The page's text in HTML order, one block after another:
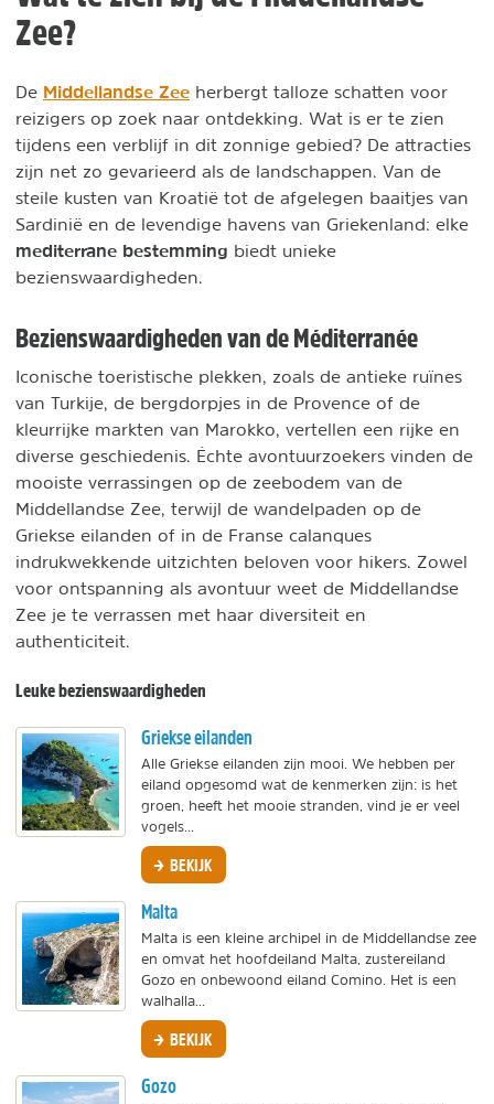
Zee?
De Middellandse Zee herbergt talloze schatten voor
reizigers op zoek naar ontdekking. Wat is er te zien
tijdens een verblijf in dit zonnige gebied? De attracties
zijn net zo gevarieerd als de landschappen. Van de
steile kusten van Kroatië tot de afgelegen baaitjes van
Sardinië en de levendige havens van Griekenland: elke
mediterrane bestemming biedt unieke
bezienswaardigheden.
Bezienswaardigheden van de Méditerranée
Iconische toeristische plekken, zoals de antieke ruïnes
van Turkije, de bergdorpjes in de Provence of de
kleurrijke markten van Marokko, vertellen een rijke en
diverse geschiedenis. Échte avontuurzoekers vinden de
mooiste verrassingen op de zeebodem van de
Middellandse Zee, terwijl de wandelpaden op de
Griekse eilanden of in de Franse calanques
indrukwekkende uitzichten beloven voor hikers. Zowel
voor ontspanning als avontuur weet de Middellandse
Zee je te verrassen met haar diversiteit en
authenticiteit.
Leuke bezienswaardigheden
Griekse eilanden
Alle Griekse eilanden zijn mooi. We hebben per
eiland opgesomd wat de kenmerken zijn: is het
groen, heeft het mooie stranden, vind je er veel
vogels...
BEKIJK
Malta
Malta is een kleine archipel in de Middellandse zee
en omvat het hoofdeiland Malta, zustereiland
Gozo en onbewoond eiland Comino. Het is een
walhalla...
BEKIJK
Gozo